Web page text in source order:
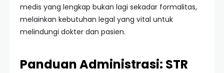
medis yang lengkap bukan lagi sekadar formalitas,
melainkan kebutuhan legal yang vital untuk
melindungi dokter dan pasien.
Panduan Administrasi: STR